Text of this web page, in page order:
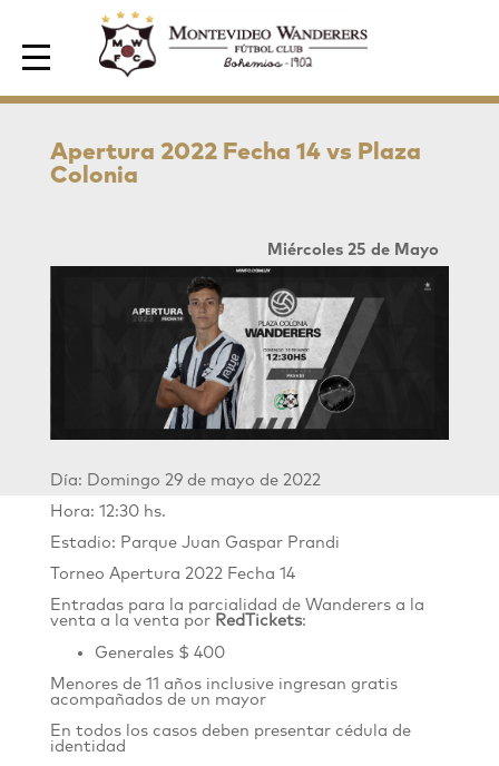
Area de Socios
Apertura 2022 Fecha 14 vs Plaza
Colonia
Miércoles 25 de Mayo
Día: Domingo 29 de mayo de 2022
Hora: 12:30 hs.
Estadio: Parque Juan Gaspar Prandi
Torneo Apertura 2022 Fecha 14
Entradas para la parcialidad de Wanderersa la
venta a la venta por RedTickets:
Generales $ 400
Menores de 11 años inclusive ingresan gratis
acompañados de un mayor
En todos los casos deben presentar cédula de
identidad